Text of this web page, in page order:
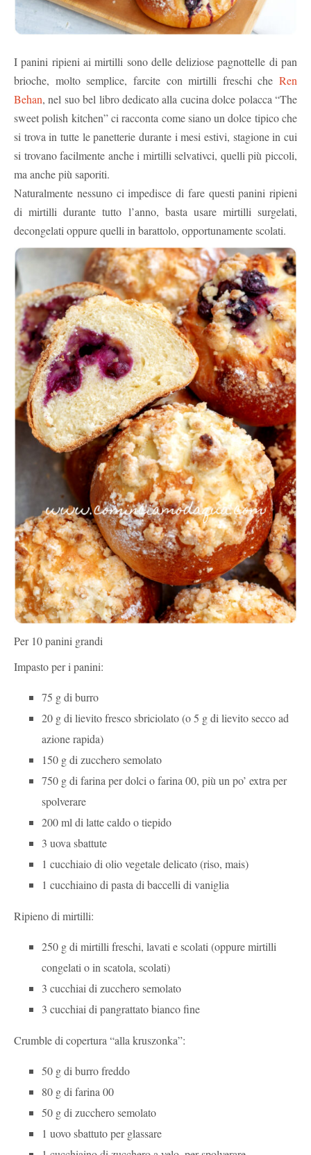
I panini ripieni ai mirtilli sono delle deliziose pagnottelle di pan
brioche, molto semplice, farcite con mirtilli freschi che Ren
Behan, nel suo bel libro dedicato alla cucina dolce polacca “The
sweet polish kitchen” ci racconta come siano un dolce tipico che
si trova in tutte le panetterie durante i mesi estivi, stagione in cui
si trovano facilmente anche i mirtilli selvativci, quelli più piccoli,
ma anche più saporiti.
Naturalmente nessuno ci impedisce di fare questi panini ripieni
di mirtilli durante tutto l’anno, basta usare mirtilli surgelati,
decongelati oppure quelli in barattolo, opportunamente scolati.
Per 10 panini grandi
Impasto per i panini:
75 g di burro
20 g di lievito fresco sbriciolato (o 5 g di lievito secco ad
azione rapida)
150 g di zucchero semolato
750 g di farina per dolci o farina 00, più un po’ extra per
spolverare
200 ml di latte caldo o tiepido
3 uova sbattute
1 cucchiaio di olio vegetale delicato (riso, mais)
1 cucchiaino di pasta di baccelli di vaniglia
Ripieno di mirtilli:
250 g di mirtilli freschi, lavati e scolati (oppure mirtilli
congelati o in scatola, scolati)
3 cucchiai di zucchero semolato
3 cucchiai di pangrattato bianco fine
Crumble di copertura “alla kruszonka”:
50 g di burro freddo
80 g di farina 00
50 g di zucchero semolato
1 uovo sbattuto per glassare